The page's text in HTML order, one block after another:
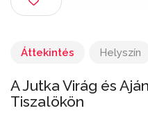
Áttekintés Helyszín
A Jutka Virág és
Tiszalökön